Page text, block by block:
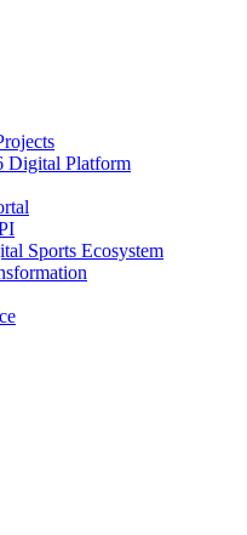
Digital Platform
Sports Ecosystem